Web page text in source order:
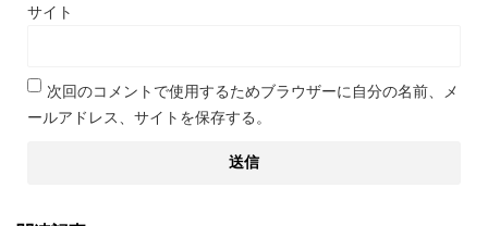
サイト
次回のコメントで使用するためブラウザーに自分の名前、メ
ールアドレス、サイトを保存する。